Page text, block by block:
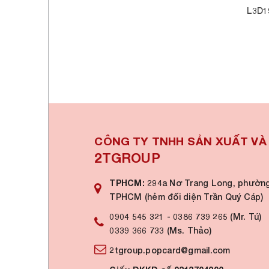
CÔNG TY TNHH SẢN XUẤT
2TGROUP
TPHCM:294a Nơ Trang Long,
TPHCM (hẻm đối diện Trần Quý Cáp)
0904 545 321 -0386 739 265 (Mr. Tú)
0339 366 733 (Ms. Thảo)
2tgroup.popcard@gmail.com